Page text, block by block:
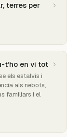
terres per
t’ho en vi tot
els estalvis i
als nebots,
familiars i el